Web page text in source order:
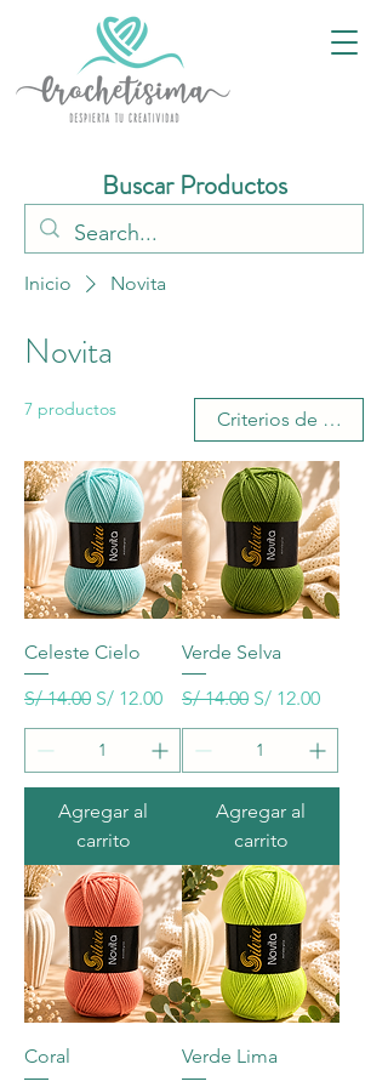
Buscar Productos
Inicio Novita
Novita
7 productos Criterios de
Celeste Cielo
Precio
S/ 14.00 Precio de oferta
S/ 12.00
Agregar al
carrito
Verde Selva
Precio
S/ 14.00 Precio de oferta
S/ 12.00
Agregar al
carrito
Coral
Verde Lima